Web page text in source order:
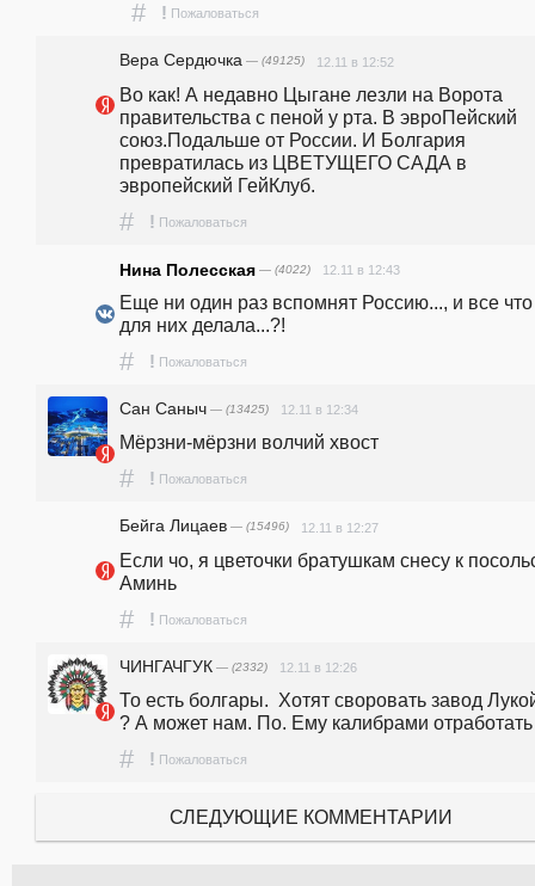
# ! Пожаловаться
Вера Сердючка — (49125) 12.11 в 12:52
Во как! А недавно Цыгане лезли на Ворота
правительства с пеной у рта. В эвроПейский
союз.Подальше от России. И Болгария
превратилась из ЦВЕТУЩЕГО САДА в
эвропейский ГейКлуб.
# ! Пожаловаться
Нина Полесская — (4022) 12.11 в 12:43
Еще ни один раз вспомнят Россию..., и все
для них делала...?!
# ! Пожаловаться
Сан Саныч — (13425) 12.11 в 12:34
Мёрзни-мёрзни волчий хвост
# ! Пожаловаться
Бейга Лицаев — (15496) 12.11 в 12:27
Если чо, я цветочки братушкам снесу к
Аминь
# ! Пожаловаться
ЧИНГАЧГУК — (2332) 12.11 в 12:26
То есть болгары.  Хотят своровать завод
? А может нам. По. Ему калибрами
# ! Пожаловаться
СЛЕДУЮЩИЕ КОММЕНТАРИИ